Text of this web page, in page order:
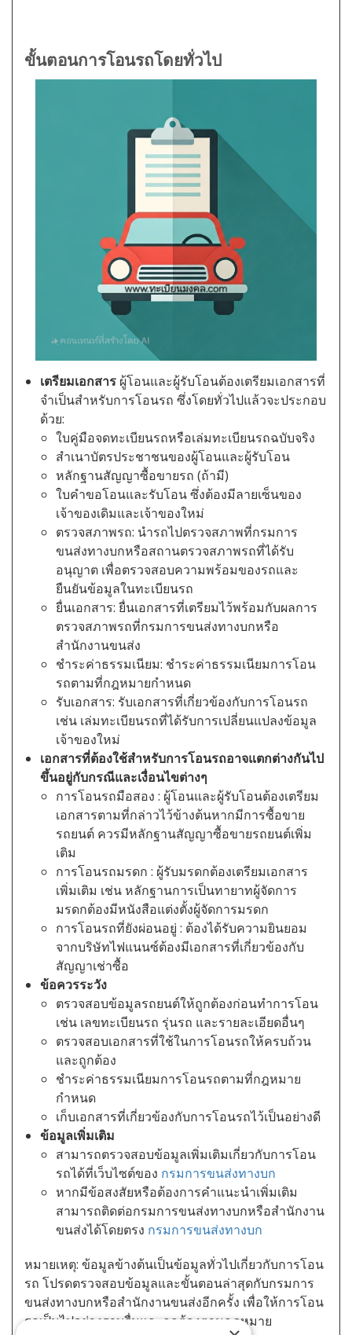
ขั้นตอนการโอนรถโดยทั่วไป
เตรียมเอกสาร ผู้โอนและผู้รับโอนต้องเตรียมเอกสารที่
จำเป็นสำหรับการโอนรถ ซึ่งโดยทั่วไปแล้วจะประกอบ
ด้วย:
ใบคู่มือจดทะเบียนรถหรือเล่มทะเบียนรถฉบับจริง
สำเนาบัตรประชาชนของผู้โอนและผู้รับโอน
หลักฐานสัญญาซื้อขายรถ (ถ้ามี)
ใบคำขอโอนและรับโอน ซึ่งต้องมีลายเซ็นของ
เจ้าของเดิมและเจ้าของใหม่
ตรวจสภาพรถ: นำรถไปตรวจสภาพที่กรมการ
ขนส่งทางบกหรือสถานตรวจสภาพรถที่ได้รับ
อนุญาต เพื่อตรวจสอบความพร้อมของรถและ
ยืนยันข้อมูลในทะเบียนรถ
ยื่นเอกสาร: ยื่นเอกสารที่เตรียมไว้พร้อมกับผลการ
ตรวจสภาพรถที่กรมการขนส่งทางบกหรือ
สำนักงานขนส่ง
ชำระค่าธรรมเนียม: ชำระค่าธรรมเนียมการโอน
รถตามที่กฎหมายกำหนด
รับเอกสาร: รับเอกสารที่เกี่ยวข้องกับการโอนรถ
เช่น เล่มทะเบียนรถที่ได้รับการเปลี่ยนแปลงข้อมูล
เจ้าของใหม่
เอกสารที่ต้องใช้สำหรับการโอนรถอาจแตกต่างกันไป
ขึ้นอยู่กับกรณีและเงื่อนไขต่างๆ
การโอนรถมือสอง : ผู้โอนและผู้รับโอนต้องเตรียม
เอกสารตามที่กล่าวไว้ข้างต้นหากมีการซื้อขาย
รถยนต์ ควรมีหลักฐานสัญญาซื้อขายรถยนต์เพิ่ม
เติม
การโอนรถมรดก : ผู้รับมรดกต้องเตรียมเอกสาร
เพิ่มเติม เช่น หลักฐานการเป็นทายาทผู้จัดการ
มรดกต้องมีหนังสือแต่งตั้งผู้จัดการมรดก
การโอนรถที่ยังผ่อนอยู่ : ต้องได้รับความยินยอม
จากบริษัทไฟแนนซ์ต้องมีเอกสารที่เกี่ยวข้องกับ
สัญญาเช่าซื้อ
ข้อควรระวัง
ตรวจสอบข้อมูลรถยนต์ให้ถูกต้องก่อนทำการโอน
เช่น เลขทะเบียนรถ รุ่นรถ และรายละเอียดอื่นๆ
ตรวจสอบเอกสารที่ใช้ในการโอนรถให้ครบถ้วน
และถูกต้อง
ชำระค่าธรรมเนียมการโอนรถตามที่กฎหมาย
กำหนด
เก็บเอกสารที่เกี่ยวข้องกับการโอนรถไว้เป็นอย่างดี
ข้อมูลเพิ่มเติม
สามารถตรวจสอบข้อมูลเพิ่มเติมเกี่ยวกับการโอน
รถได้ที่เว็บไซต์ของ กรมการขนส่งทางบก
หากมีข้อสงสัยหรือต้องการคำแนะนำเพิ่มเติม
สามารถติดต่อกรมการขนส่งทางบกหรือสำนักงาน
ขนส่งได้โดยตรง กรมการขนส่งทางบก
หมายเหตุ: ข้อมูลข้างต้นเป็นข้อมูลทั่วไปเกี่ยวกับการโอน
รถ โปรดตรวจสอบข้อมูลและขั้นตอนล่าสุดกับกรมการ
ขนส่งทางบกหรือสำนักงานขนส่งอีกครั้ง เพื่อให้การโอน
รถเป็นไปอย่างราบรื่นและถูกต้องตามกฎหมาย